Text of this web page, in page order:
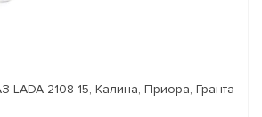
2108-15, Калина, Приора, Гранта